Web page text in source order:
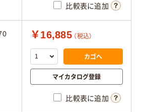
比較表に追加
￥16,885 （税込）
カゴへ
マイカタログ登録
比較表に追加